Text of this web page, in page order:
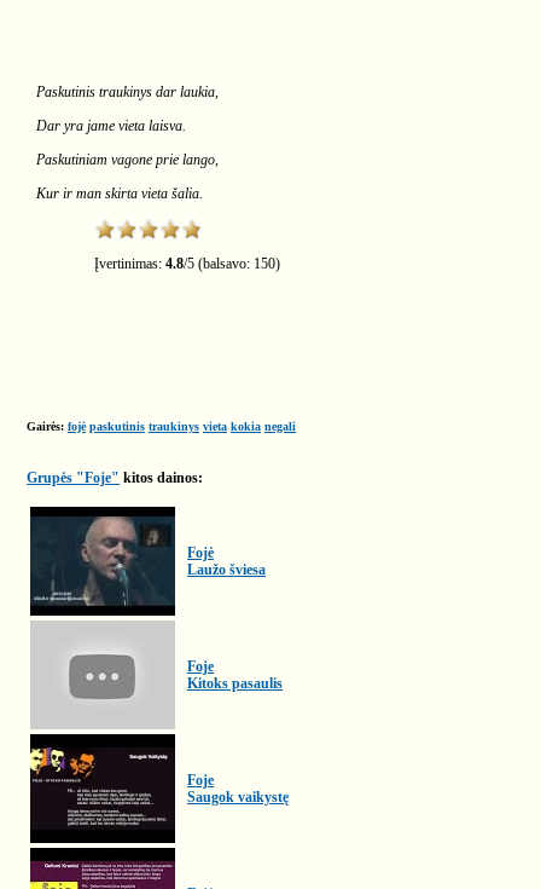
Paskutinis traukinys dar laukia,
Dar yra jame vieta laisva.
Paskutiniam vagone prie lango,
Kur ir man skirta vieta šalia.
Įvertinimas: 4.8/5 (balsavo: 150)
Gairės: fojė paskutinis traukinys vieta kokia negali
Grupės "Foje" kitos dainos:
Fojė
Laužo šviesa
Foje
Kitoks pasaulis
Foje
Saugok vaikystę